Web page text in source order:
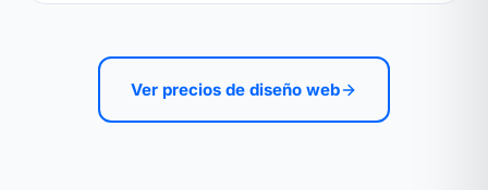
Ver precios de diseño web